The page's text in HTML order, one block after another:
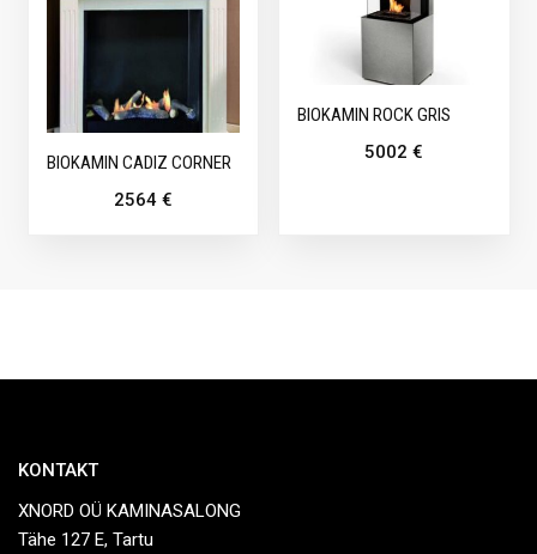
BIOKAMIN CADIZ CORNER
2564 €
BIOKAMIN ROCK GRIS
5002€
KONTAKT
XNORD OÜ KAMINASALONG
Tähe 127 E, Tartu